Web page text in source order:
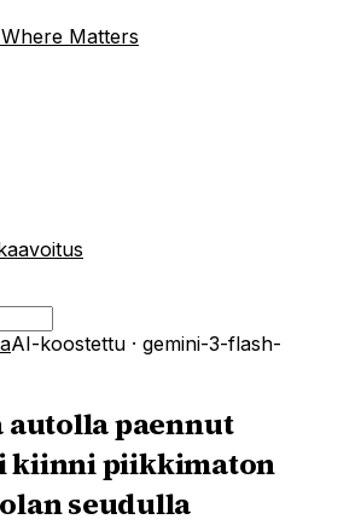
Matters
AI-koostettu · gemini-3-flash-
autolla paennut
kiinni piikkimaton
seudulla